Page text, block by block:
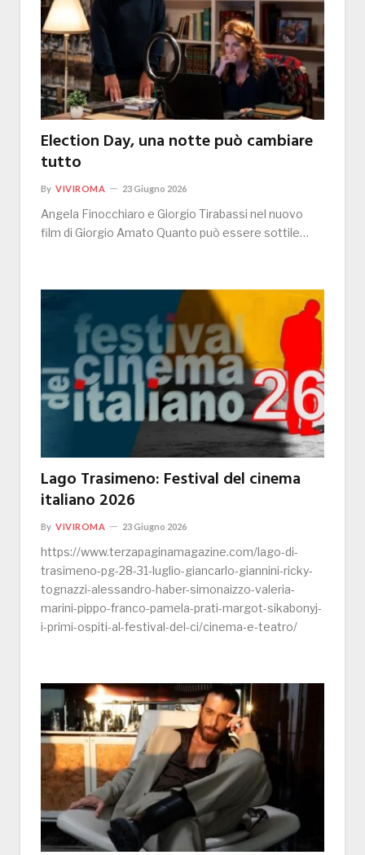
Election Day, una notte può cambiare
tutto
By VIVIROMA 23 Giugno 2026
Angela Finocchiaro e Giorgio Tirabassi nel nuovo
film di Giorgio Amato Quanto può essere sottile…
Lago Trasimeno: Festival del cinema
italiano 2026
By VIVIROMA 23 Giugno 2026
https://www.terzapaginamagazine.com/lago-di-
trasimeno-pg-28-31-luglio-giancarlo-giannini-ricky-
tognazzi-alessandro-haber-simonaizzo-valeria-
marini-pippo-franco-pamela-prati-margot-sikabonyj-
i-primi-ospiti-al-festival-del-ci/cinema-e-teatro/